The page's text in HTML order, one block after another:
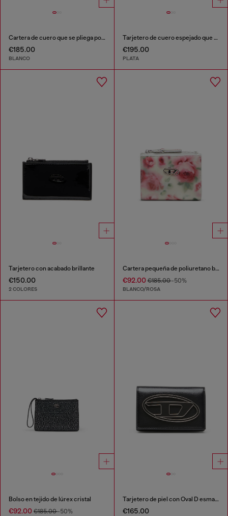
Cartera de cuero que se pliega por la mitad
€185.00
BLANCO
Tarjetero de cuero espejado que se pliega por la mitad
€195.00
PLATA
Tarjetero con acabado brillante
€150.00
2 COLORES
Cartera pequeña de poliuretano brillante estampado
€92.00€185.00-50%
BLANCO/ROSA
Bolso en tejido de lúrex cristal
€92.00 €185.00-50%
Tarjetero de piel con Oval D esmaltado
€165.00